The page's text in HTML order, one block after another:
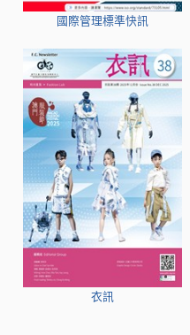
國際管理標準快訊
衣訊